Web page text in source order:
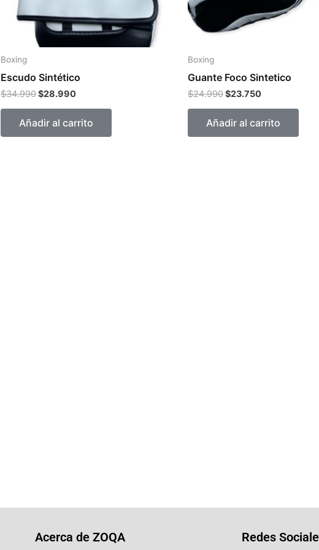
Boxing
Escudo Sintético
$34.990$28.990
Añadir al carrito
Boxing
Guante Foco Sintetico
$24.990$23.750
Añadir al carrito
Acerca de ZOQA Redes